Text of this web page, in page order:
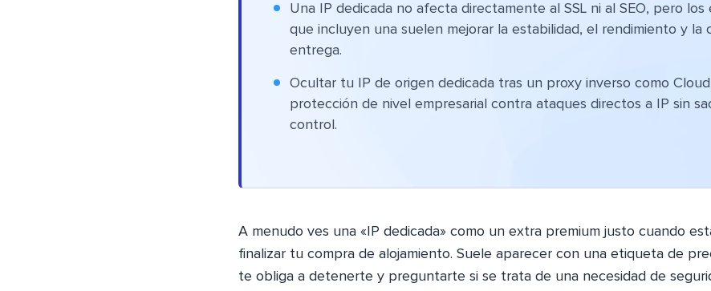
Una IP dedicada no afecta directamente al SSL ni al SEO, pero los
que incluyen una suelen mejorar la estabilidad, el rendimiento y la
entrega.
Ocultar tu IP de origen dedicada tras un proxy inverso como
protección de nivel empresarial contra ataques directos a IP sin
control.
A menudo ves una «IP dedicada» como un extra premium justo cuando
finalizar tu compra de alojamiento. Suele aparecer con una etiqueta de
te obliga a detenerte y preguntarte si se trata de una necesidad de